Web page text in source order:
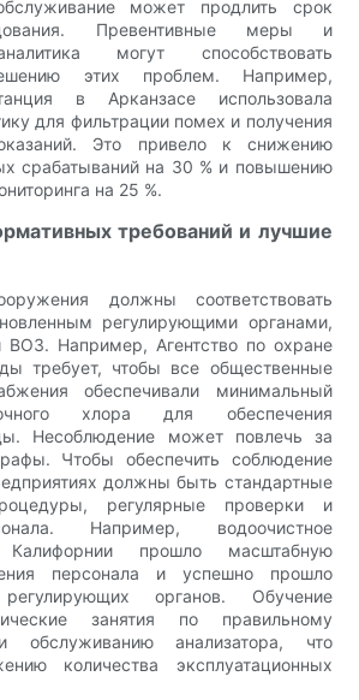
может продлить срок
Превентивные меры и
могут способствовать
этих проблем. Например,
в Арканзасе использовала
для фильтрации помех и получения
Это привело к снижению
срабатываний на 30 % и повышению
на 25 %.
требований и лучшие
должны соответствовать
регулирующими органами,
ВОЗ. Например, Агентство по охране
требует, чтобы все общественные
обеспечивали минимальный
хлора для обеспечения
Несоблюдение может повлечь за
Чтобы обеспечить соблюдение
должны быть стандартные
регулярные проверки и
Например, водоочистное
прошло масштабную
персонала и успешно прошло
органов. Обучение
занятия по правильному
обслуживанию анализатора, что
количества эксплуатационных